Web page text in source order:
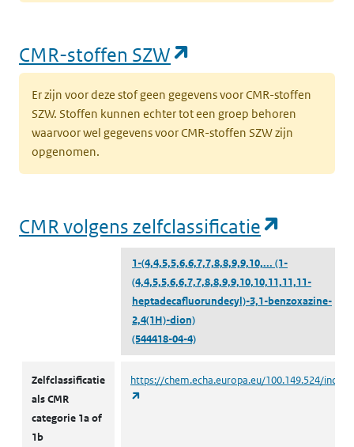
CMR-stoffen SZW
Er zijn voor deze stof geen gegevens voor CMR-stoffen
SZW. Stoffen kunnen echter tot een groep behoren
waarvoor wel gegevens voor CMR-stoffen SZW zijn
opgenomen.
CMR volgens zelfclassificatie
1-(4,4,5,5,6,6,7,7,8,8,9,9,10,... (1-
(4,4,5,5,6,6,7,7,8,8,9,9,10,10,11,11,11-
heptadecafluorundecyl)-3,1-benzoxazine-
2,4(1H)-dion)
(544418-04-4)
Zelfclassificatie
als CMR
categorie 1a of
1b
https://chem.echa.europa.eu/100.149.524/